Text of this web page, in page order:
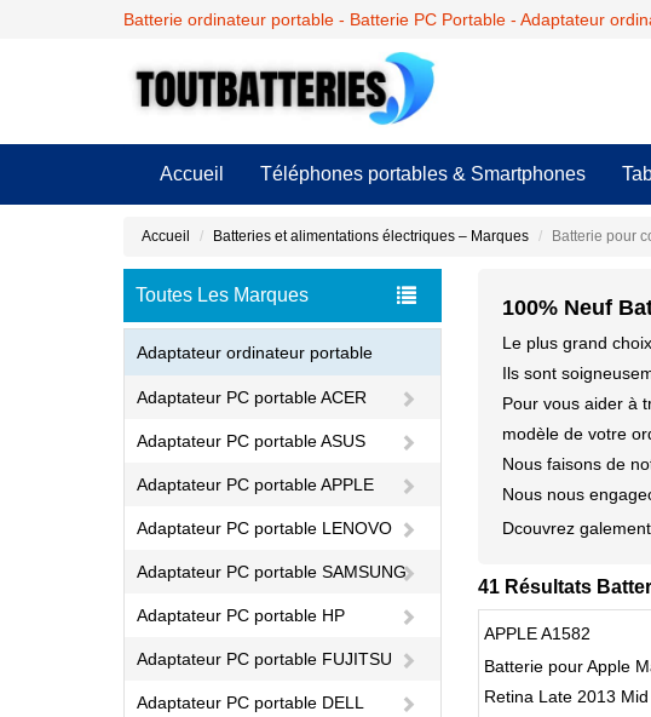
Batterie ordinateur portable - Batterie PC Portable - Adaptateur
Accueil Téléphones portables & Smartphones
Accueil Batteries et alimentations électriques – Marques Batterie pour
Toutes Les Marques
Adaptateur ordinateur portable
Adaptateur PC portable ACER
Adaptateur PC portable ASUS
Adaptateur PC portable APPLE
Adaptateur PC portable LENOVO
Adaptateur PC portable SAMSUNG
Adaptateur PC portable HP
Adaptateur PC portable FUJITSU
Adaptateur PC portable DELL
100% Neuf
Le plus grand
Ils sont
Pour vous aider à
modèle de votre
Nous faisons de
Nous nous
Dcouvrez
41 Résultats
APPLE A1582
Batterie pour Apple
Retina Late 2013